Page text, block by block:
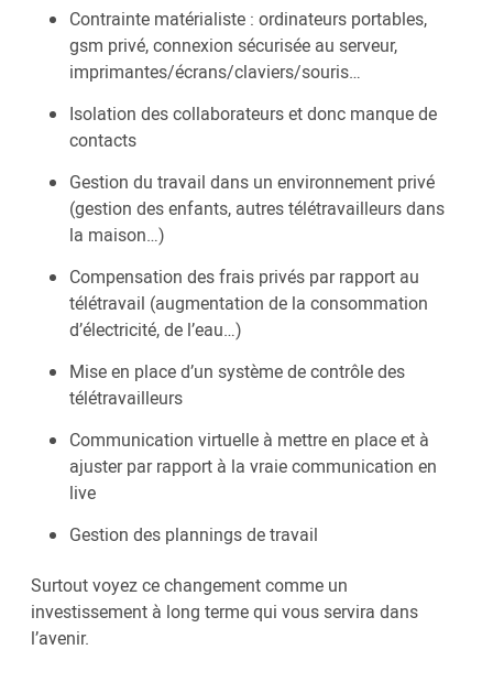
Contrainte matérialiste : ordinateurs portables,
gsm privé, connexion sécurisée au serveur,
imprimantes/écrans/claviers/souris…
Isolation des collaborateurs et donc manque de
contacts
Gestion du travail dans un environnement privé
(gestion des enfants, autres télétravailleurs dans
la maison…)
Compensation des frais privés par rapport au
télétravail (augmentation de la consommation
d’électricité, de l’eau…)
Mise en place d’un système de contrôle des
télétravailleurs
Communication virtuelle à mettre en place et à
ajuster par rapport à la vraie communication en
live
Gestion des plannings de travail
Surtout voyez ce changement comme un
investissement à long terme qui vous servira dans
l’avenir.